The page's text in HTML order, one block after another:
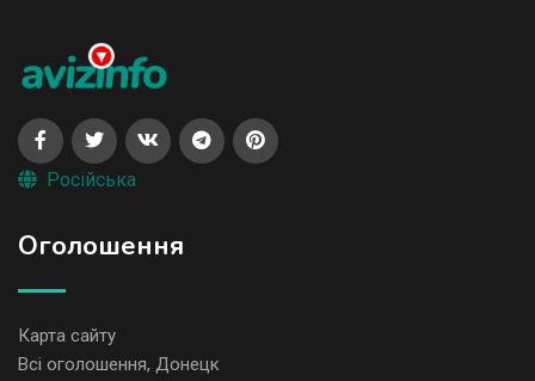
Російська
Оголошення
Карта сайту
Всі оголошення, Донецк